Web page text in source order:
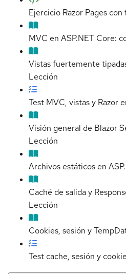
Ejercicio Razor Pages
MVC en ASP.NET Core:
Vistas fuertemente
Lección
Test MVC, vistas y Razor
Visión general de Blazor
Lección
Archivos estáticos en
Caché de salida y
Lección
Cookies, sesión y
Test cache, sesión y